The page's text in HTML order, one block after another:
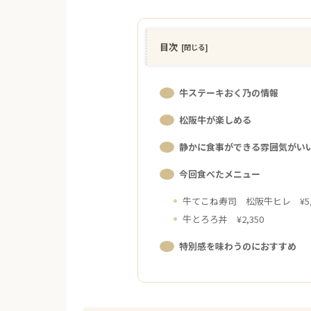
目次
牛ステーキおく乃の情報
松阪牛が楽しめる
静かに食事ができる雰囲気がい
今回食べたメニュー
牛てこね寿司 松阪牛ヒレ
牛とろろ丼 ¥2,350
特別感を味わうのにおすすめ